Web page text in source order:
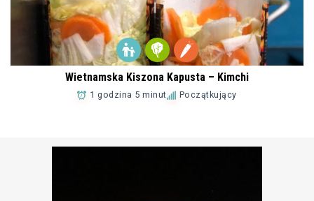
Wietnamska Kiszona Kapusta – Kimchi
1 godzina 5 minut Początkujący